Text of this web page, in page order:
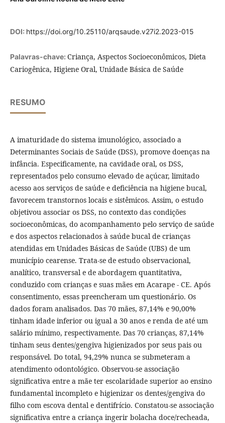
DOI: https://doi.org/10.25110/arqsaude.v27i2.2023-015
Palavras-chave: Criança, Aspectos Socioeconômicos, Dieta
Cariogênica, Higiene Oral, Unidade Básica de Saúde
RESUMO
A imaturidade do sistema imunológico, associado a
Determinantes Sociais de Saúde (DSS), promove doenças na
infância. Especificamente, na cavidade oral, os DSS,
representados pelo consumo elevado de açúcar, limitado
acesso aos serviços de saúde e deficiência na higiene bucal,
favorecem transtornos locais e sistêmicos. Assim, o estudo
objetivou associar os DSS, no contexto das condições
socioeconômicas, do acompanhamento pelo serviço de saúde
e dos aspectos relacionados à saúde bucal de crianças
atendidas em Unidades Básicas de Saúde (UBS) de um
município cearense. Trata-se de estudo observacional,
analítico, transversal e de abordagem quantitativa,
conduzido com crianças e suas mães em Acarape - CE. Após
consentimento, essas preencheram um questionário. Os
dados foram analisados. Das 70 mães, 87,14% e 90,00%
tinham idade inferior ou igual a 30 anos e renda de até um
salário mínimo, respectivamente. Das 70 crianças, 87,14%
tinham seus dentes/gengiva higienizados por seus pais ou
responsável. Do total, 94,29% nunca se submeteram a
atendimento odontológico. Observou-se associação
significativa entre a mãe ter escolaridade superior ao ensino
fundamental incompleto e higienizar os dentes/gengiva do
filho com escova dental e dentifrício. Constatou-se associação
significativa entre a criança ingerir bolacha doce/recheada,